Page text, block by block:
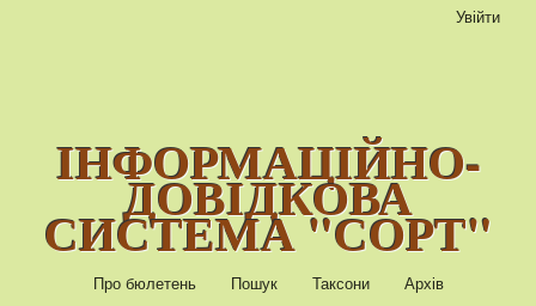
ІНФОРМАЦІЙНО-
ДОВІДКОВА
СИСТЕМА "СОРТ"
Про бюлетень Пошук Таксони Архів
Увійти